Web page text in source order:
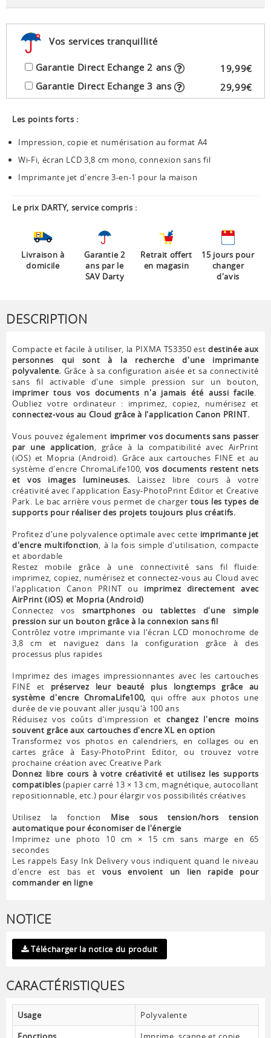
Vos services tranquillité
Garantie Direct Echange 2 ans 19,99€
Garantie Direct Echange 3 ans
29,99€
Les points forts :
Impression, copie et numérisation au format A4
Wi-Fi, écran LCD 3,8 cm mono, connexion sans fil
Imprimante jet d'encre 3-en-1 pour la maison
Le prix DARTY, service compris :
Livraison à
domicile
Garantie 2
ans par le
SAV Darty
Retrait offert
en magasin
15 jours pour
changer
d'avis
DESCRIPTION
Compacte et facile à utiliser, la PIXMA TS3350 estdestinée aux
personnes qui sont à la recherche d'une imprimante
polyvalente. Grâce à sa configuration aisée et sa connectivité
sans fil activable d'une simple pression sur un bouton,
imprimer tous vos documents n'a jamais été aussi facile.
Oubliez votre ordinateur : imprimez, copiez, numérisez et
connectez-vous au Cloud grâce à l'application Canon PRINT.
Vous pouvez également imprimer vos documents sans passer
par une application, grâce à la compatibilité avec AirPrint
(iOS) et Mopria (Android). Grâce aux cartouches FINE et au
système d'encre ChromaLife100,vos documents restent nets
et vos images lumineuses. Laissez libre cours à votre
créativité avec l'application Easy-PhotoPrint Editor et Creative
Park. Le bac arrière vous permet de charger tous les types de
supports pour réaliser des projets toujours plus créatifs.
Profitez d'une polyvalence optimale avec cette imprimante jet
d'encre multifonction, à la fois simple d'utilisation, compacte
et abordable
Restez mobile grâce à une connectivité sans fil fluide:
imprimez, copiez, numérisez et connectez-vous au Cloud avec
l'application Canon PRINT ou imprimez directement avec
AirPrint (iOS) et Mopria (Android)
Connectez vossmartphones ou tablettes d'une simple
pression sur un bouton grâce à la connexion sans fil
Contrôlez votre imprimante via l'écran LCD monochrome de
3,8 cm et naviguez dans la configuration grâce à des
processus plus rapides
Imprimez des images impressionnantes avec les cartouches
FINE et préservez leur beauté plus longtemps grâce au
système d'encre ChromaLife100, qui offre aux photos une
durée de vie pouvant aller jusqu'à 100 ans
Réduisez vos coûts d'impression et changez l'encre moins
souvent grâce aux cartouches d'encre XL en option
Transformez vos photos en calendriers, en collages ou en
cartes grâce à Easy-PhotoPrint Editor, ou trouvez votre
prochaine création avec Creative Park
Donnez libre cours à votre créativité et utilisez les supports
compatibles (papier carré 13 × 13 cm, magnétique, autocollant
repositionnable, etc.) pour élargir vos possibilités créatives
Utilisez la fonction Mise sous tension/hors tension
automatique pour économiser de l'énergie
Imprimez une photo 10 cm × 15 cm sans marge en 65
secondes
Les rappels Easy Ink Delivery vous indiquent quand le niveau
d'encre est bas et vous envoient un lien rapide pour
commander en ligne
NOTICE
Télécharger la notice du produit
CARACTÉRISTIQUES
Usage
Polyvalente